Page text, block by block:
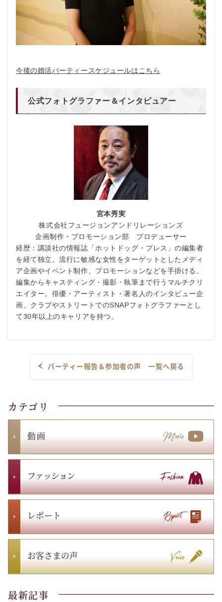
今後の婚活パーティースケジュールはこちら
公式フォトグラファー＆インタビュアー
宮本秀実
株式会社フュージョンアンドリレーションズ
企画制作・プロモーション部 プロデューサー
経歴：講談社の情報誌「ホットドッグ・プレス」の編集者
を経て独立。流行に敏感な女性をターゲットとしたメディ
ア企画やイベント制作、プロモーションなどを手掛ける。
編集からキャスティング・撮影・執筆まで行うマルチクリ
エイター。俳優・アーティスト・著名人のインタビュー企
画、クラブやストリートでのSNAPフォトグラファーとし
て30年以上のキャリアを持つ。
パーティー報告＆参加者の声 一覧へ戻る
カテゴリ
動 画
ファッション
レポート
お客さまの声
最新記事